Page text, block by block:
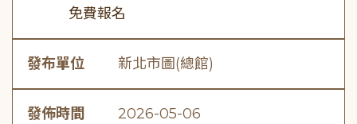
免費報名
發布單位 新北市圖(總館)
發佈時間 2026-05-06